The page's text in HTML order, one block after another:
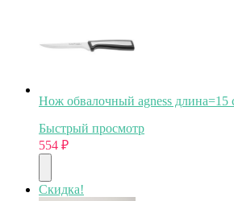
Нож обвалочный agness длина=15
Быстрый просмотр
554 ₽
Скидка!